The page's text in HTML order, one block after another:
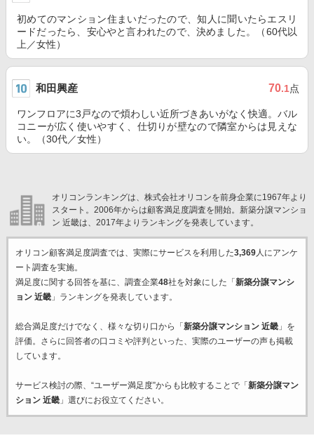
初めてのマンション住まいだったので、知人に聞いたらエスリ
ードだったら、安心やと言われたので、決めました。（60代以
上／女性）
和田興産 70.1点
ワンフロアに3戸なので煩わしい近所づきあいがなく快適。バル
コニーが広く使いやすく、仕切りが壁なので隣室からは見えな
い。（30代／女性）
オリコンランキングは、株式会社オリコンを前身企業に1967年より
スタート。2006年からは顧客満足度調査を開始。新築分譲マンショ
ン 近畿は、2017年よりランキングを発表しています。
オリコン顧客満足度調査では、実際にサービスを利用した3,369人にアンケ
ート調査を実施。
満足度に関する回答を基に、調査企業48社を対象にした「 新築分譲マンシ
ョン 近畿」ランキングを発表しています。
総合満足度だけでなく、様々な切り口から「 新築分譲マンション 近畿」を
評価。さらに回答者の口コミや評判といった、実際のユーザーの声も掲載
しています。
サービス検討の際、“ユーザー満足度”からも比較することで「 新築分譲マン
ション 近畿」選びにお役立てください。